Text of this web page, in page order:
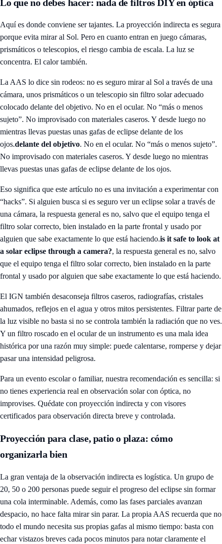
Lo que no debes hacer: nada de filtros DIY en óptica
Aquí es donde conviene ser tajantes. La proyección indirecta es segura
porque evita mirar al Sol. Pero en cuanto entran en juego cámaras,
prismáticos o telescopios, el riesgo cambia de escala. La luz se
concentra. El calor también.
La AAS lo dice sin rodeos: no es seguro mirar al Sol a través de una
cámara, unos prismáticos o un telescopio sin filtro solar adecuado
colocado delante del objetivo. No en el ocular. No “más o menos
sujeto”. No improvisado con materiales caseros. Y desde luego no
mientras llevas puestas unas gafas de eclipse delante de los
ojos.delante del objetivo. No en el ocular. No “más o menos sujeto”.
No improvisado con materiales caseros. Y desde luego no mientras
llevas puestas unas gafas de eclipse delante de los ojos.
Eso significa que este artículo no es una invitación a experimentar con
“hacks”. Si alguien busca si es seguro ver un eclipse solar a través de
una cámara, la respuesta general es no, salvo que el equipo tenga el
filtro solar correcto, bien instalado en la parte frontal y usado por
alguien que sabe exactamente lo que está haciendo.is it safe to look at
a solar eclipse through a camera?, la respuesta general es no, salvo
que el equipo tenga el filtro solar correcto, bien instalado en la parte
frontal y usado por alguien que sabe exactamente lo que está haciendo.
El IGN también desaconseja filtros caseros, radiografías, cristales
ahumados, reflejos en el agua y otros mitos persistentes. Filtrar parte de
la luz visible no basta si no se controla también la radiación que no ves.
Y un filtro roscado en el ocular de un instrumento es una mala idea
histórica por una razón muy simple: puede calentarse, romperse y dejar
pasar una intensidad peligrosa.
Para un evento escolar o familiar, nuestra recomendación es sencilla: si
no tienes experiencia real en observación solar con óptica, no
improvises. Quédate con proyección indirecta y con visores
certificados para observación directa breve y controlada.
Proyección para clase, patio o plaza: cómo
organizarla bien
La gran ventaja de la observación indirecta es logística. Un grupo de
20, 50 o 200 personas puede seguir el progreso del eclipse sin formar
una cola interminable. Además, como las fases parciales avanzan
despacio, no hace falta mirar sin parar. La propia AAS recuerda que no
todo el mundo necesita sus propias gafas al mismo tiempo: basta con
echar vistazos breves cada pocos minutos para notar claramente el